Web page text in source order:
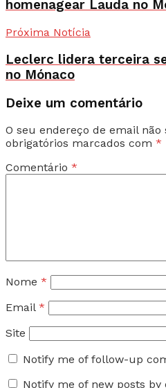
homenagear Lauda no
Próxima Notícia
Leclerc lidera terceira
no Mónaco
Deixe um comentário
O seu endereço de email
obrigatórios marcados com *
Comentário *
Nome *
Email *
Site
Notify me of follow-up
Notify me of new posts by